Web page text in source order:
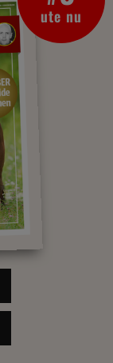
ute nu